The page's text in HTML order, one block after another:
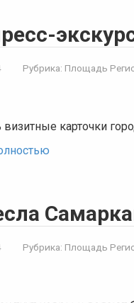
Рубрика: Площадь
визитные карточки
Рубрика: Площадь